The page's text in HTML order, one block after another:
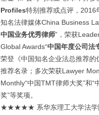
Profiles特别推荐或点评，2016
知名法律媒体China Business
中国业务优秀律师”，荣获
Global Awards“中国年度公司法
荣登《中国知名企业法总推荐的
推荐名录；多次荣获Lawyer
Monthly“中国TMT律师大奖”和“
奖”等奖项。
★★★★★ 系华东理工大学法学